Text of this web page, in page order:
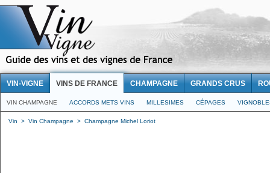
VIN-VIGNE VINS DE FRANCE CHAMPAGNE GRANDS CRUS
VIN CHAMPAGNE ACCORDS METS VINS MILLESIMES CÉPAGES
Vin > Vin Champagne > Champagne Michel Loriot